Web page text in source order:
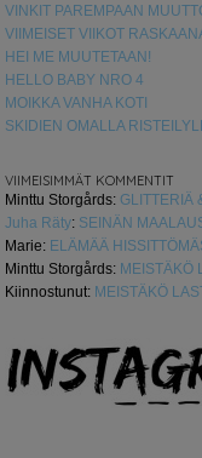
VINKIT PAREMPAAN
VIIMEISET VIIKOT
HEI ME MUUTETAAN!
HELLO BABY NRO 4
MOIKKA VANHA KOTI
SKIDIEN OMALLA
VIIMEISIMMÄT KOMMENTIT
Minttu Storgårds: GLITTERIÄ
Juha Räty: SEINÄN
Marie: ELÄMÄÄ
Minttu Storgårds: MEISTÄKÖ
Kiinnostunut: MEISTÄKÖ